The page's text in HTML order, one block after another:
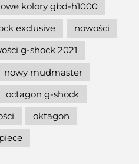
kolory gbd-h1000
exclusive
nowości
g-shock 2021
nowy mudmaster
octagon g-shock
oktagon